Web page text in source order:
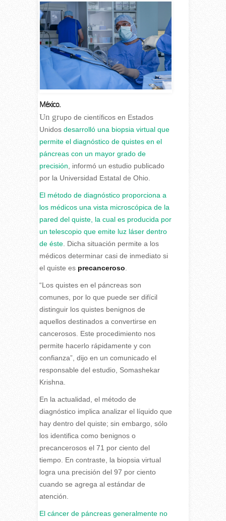
México.
Un grupo de científicos en Estados
Unidos desarrolló una biopsia virtual que
permite el diagnóstico de quistes en el
páncreas con un mayor grado de
precisión , informó un estudio publicado
por la Universidad Estatal de Ohio.
El método de diagnóstico proporciona a
los médicos una vista microscópica de la
pared del quiste, la cual es producida por
un telescopio que emite luz láser dentro
de éste. Dicha situación permite a los
médicos determinar casi de inmediato si
el quiste es precanceroso
“Los quistes en el páncreas son
comunes, por lo que puede ser difícil
distinguir los quistes benignos de
aquellos destinados a convertirse en
cancerosos. Este procedimiento nos
permite hacerlo rápidamente y con
confianza”, dijo en un comunicado el
responsable del estudio, Somashekar
Krishna.
En la actualidad, el método de
diagnóstico implica analizar el líquido que
hay dentro del quiste; sin embargo, sólo
los identifica como benignos o
precancerosos el 71 por ciento del
tiempo. En contraste, la biopsia virtual
logra una precisión del 97 por ciento
cuando se agrega al estándar de
atención.
El cáncer de páncreas generalmente no